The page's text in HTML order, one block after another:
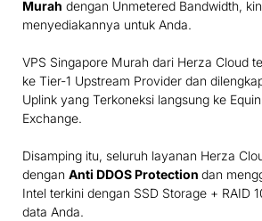
Murah dengan Unmetered Bandwidth,
menyediakannya untuk Anda.
VPS Singapore Murah dari Herza Cloud
ke Tier-1 Upstream Provider dan
Uplink yang Terkoneksi langsung ke
Exchange.
Disamping itu, seluruh layanan Herza
dengan Anti DDOS Protection dan
Intel terkini dengan SSD Storage + RAID
data Anda.